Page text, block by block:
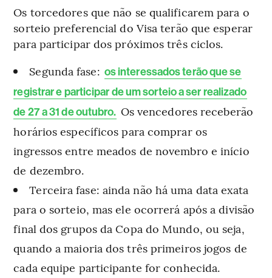
Os torcedores que não se qualificarem para o
sorteio preferencial do Visa terão que esperar
para participar dos próximos três ciclos.
Segunda fase: os interessados terão que se
registrar e participar de um sorteio a ser realizado
de 27 a 31 de outubro. Os vencedores receberão
horários específicos para comprar os
ingressos entre meados de novembro e início
de dezembro.
Terceira fase: ainda não há uma data exata
para o sorteio, mas ele ocorrerá após a divisão
final dos grupos da Copa do Mundo, ou seja,
quando a maioria dos três primeiros jogos de
cada equipe participante for conhecida.